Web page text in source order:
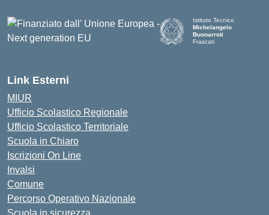
Istituto Tecnico
Michelangelo
Buonarroti
Frascati
Link Esterni
MIUR
Ufficio Scolastico Regionale
Ufficio Scolastico Territoriale
Scuola in Chiaro
Iscrizioni On Line
Invalsi
Comune
Percorso Operativo Nazionale
Scuola in sicurezza